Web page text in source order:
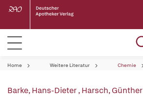
Home Weitere Literatur Chemie
Barke, Hans-Dieter,Harsch, Günther